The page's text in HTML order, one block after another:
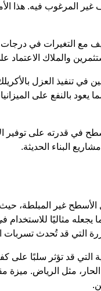
غير المرغوب فيه.
مع التغيرات في
والملاك الاعتماد
في تنفيذ العزل
يعود بالنفع على
في قدرته على
البناء الحديثة.
غير المبلطة،
يجعله مثاليًا
التي قد تُحدث تسربات
قد تؤثر سلبًا على
مثل الرياض.